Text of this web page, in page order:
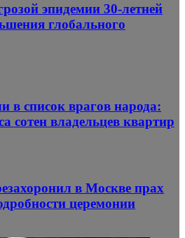
эпидемии 30-летней
глобального
в список врагов народа:
сотен владельцев квартир
в Москве прах
церемонии